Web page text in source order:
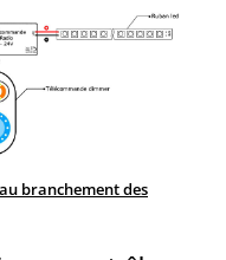
branchement des